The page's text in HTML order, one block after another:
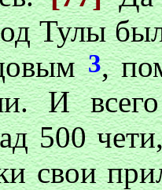
Тулы
3,
И
500
свои